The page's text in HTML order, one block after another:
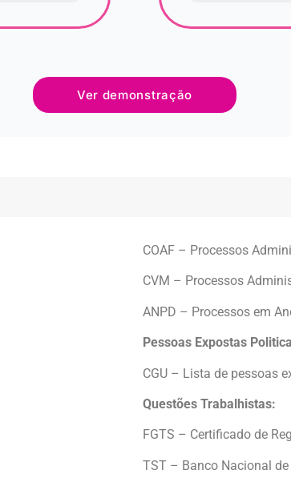
Ver demonstração
COAF – Processos
CVM – Processos
ANPD – Processos em
Pessoas Expostas
CGU – Lista de pessoas
Questões Trabalhistas:
FGTS – Certificado de
TST – Banco Nacional